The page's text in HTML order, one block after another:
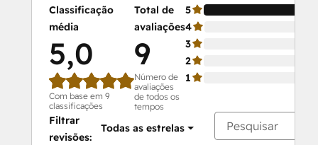
Classificação
média
5,0
Com base em 9
classificações
Total de
avaliações
9
Número de
avaliações
de todos os
tempos
5
4
3
2
1
Filtrar
revisões:
Todas as estrelas